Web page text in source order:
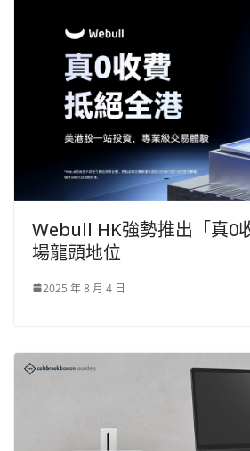
Webull HK強勢推出「真0
場龍頭地位
2025 年 8 月 4 日